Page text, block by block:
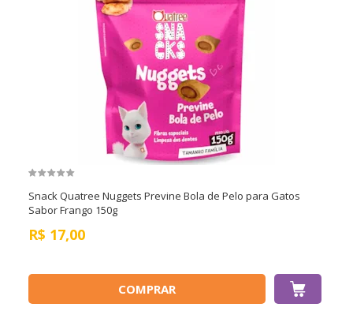
Snack Quatree Nuggets Previne Bola de Pelo para Gatos
Sabor Frango 150g
R$ 17,00
COMPRAR